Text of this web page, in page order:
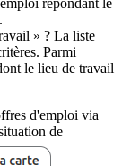
.
» ? La liste
Parmi
le lieu de travail
d'emploi via
de